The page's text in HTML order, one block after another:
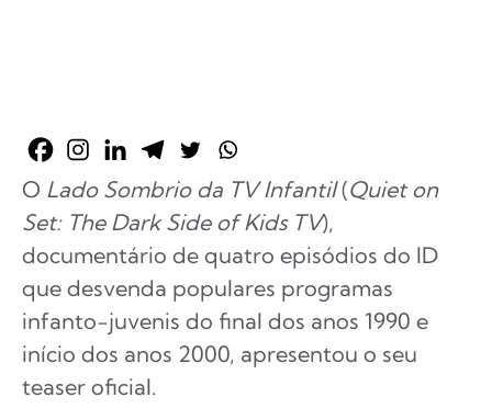
O Lado Sombrio da TV Infantil(Quiet on
Set: The Dark Side of Kids TV),
documentário de quatro episódios do ID
que desvenda populares programas
infanto-juvenis do final dos anos 1990 e
início dos anos 2000, apresentou o seu
teaser oficial.